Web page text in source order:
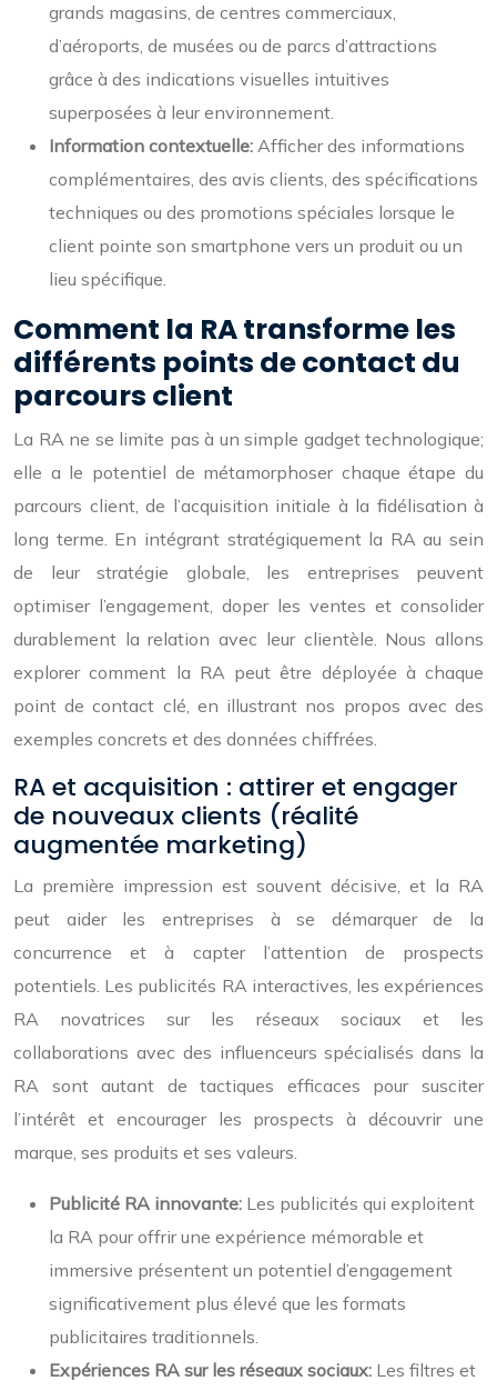
grands magasins, de centres commerciaux,
d’aéroports, de musées ou de parcs d’attractions
grâce à des indications visuelles intuitives
superposées à leur environnement.
Information contextuelle: Afficher des informations
complémentaires, des avis clients, des spécifications
techniques ou des promotions spéciales lorsque le
client pointe son smartphone vers un produit ou un
lieu spécifique.
Comment la RA transforme les
différents points de contact du
parcours client
La RA ne se limite pas à un simple gadget technologique;
elle a le potentiel de métamorphoser chaque étape du
parcours client, de l’acquisition initiale à la fidélisation à
long terme. En intégrant stratégiquement la RA au sein
de leur stratégie globale, les entreprises peuvent
optimiser l’engagement, doper les ventes et consolider
durablement la relation avec leur clientèle. Nous allons
explorer comment la RA peut être déployée à chaque
point de contact clé, en illustrant nos propos avec des
exemples concrets et des données chiffrées.
RA et acquisition : attirer et engager
de nouveaux clients (réalité
augmentée marketing)
La première impression est souvent décisive, et la RA
peut aider les entreprises à se démarquer de la
concurrence et à capter l’attention de prospects
potentiels. Les publicités RA interactives, les expériences
RA novatrices sur les réseaux sociaux et les
collaborations avec des influenceurs spécialisés dans la
RA sont autant de tactiques efficaces pour susciter
l’intérêt et encourager les prospects à découvrir une
marque, ses produits et ses valeurs.
Publicité RA innovante: Les publicités qui exploitent
la RA pour offrir une expérience mémorable et
immersive présentent un potentiel d’engagement
significativement plus élevé que les formats
publicitaires traditionnels.
Expériences RA sur les réseaux sociaux: Les filtres et